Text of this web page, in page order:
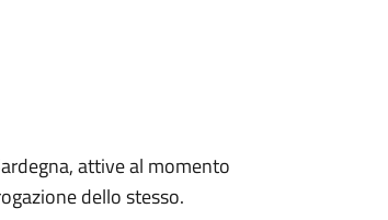
attive al momento
dello stesso.